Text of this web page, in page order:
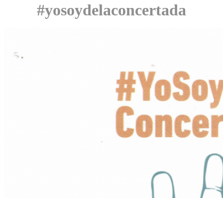
#yosoydelaconcertada